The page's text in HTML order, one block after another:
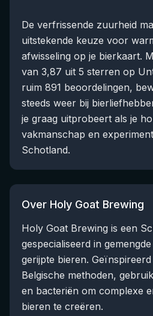
De verfrissende zuurheid
uitstekende keuze voor
afwisseling op je bierkaart.
van 3,87 uit 5 sterren op
ruim 891 beoordelingen,
steeds weer bij
je graag uitprobeert als je
vakmanschap en
Schotland.
Over Holy Goat Brewing
Holy Goat Brewing is een
gespecialiseerd in
gerijpte bieren.
Belgische methoden,
en bacteriën om complexe
bieren te creëren.